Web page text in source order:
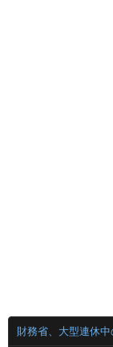
財務省、大型連休